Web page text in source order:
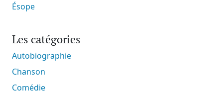
Ésope
Les catégories
Autobiographie
Chanson
Comédie